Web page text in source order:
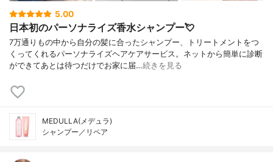
5.00
日本初のパーソナライズ香水シャンプー💘
7万通りもの中から自分の髪に合ったシャンプー、トリートメントをつ
くってくれるパーソナライズヘアケアサービス。ネットから簡単に診断
ができてあとは待つだけでお家に届…続きを見る
MEDULLA(メデュラ)
シャンプー／リペア